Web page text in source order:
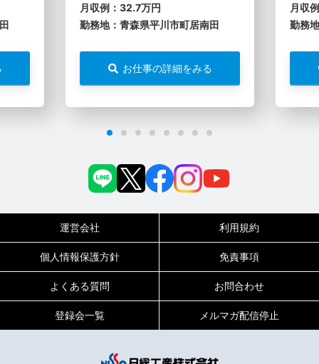
0120-717-450
平日9:00～19:00（土日祝は18:00まで）
月収例：32.7万円
勤務地：青森県平川市町居南田
お仕事の詳細をみる
月収
勤務
運営会社 利用規約
個人情報保護方針 免責事項
よくある質問 お問合わせ
登録会一覧 メルマガ配信停止